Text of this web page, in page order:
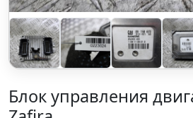
Блок управления